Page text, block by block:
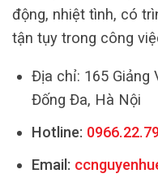
động, nhiệt tình, có
tận tụy trong công
Địa chỉ: 165 Giảng
Đống Đa, Hà Nội
Hotline:
Email: